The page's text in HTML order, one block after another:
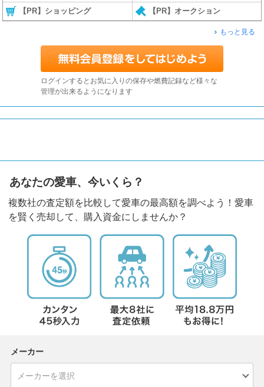
【PR】ショッピング 【PR】オークション
もっと見る
ログインするとお気に入りの保存や燃費記録など様々な
管理が出来るようになります
あなたの愛車、今いくら？
複数社の査定額を比較して愛車の最高額を調べよう！愛車
を賢く売却して、購入資金にしませんか？
メーカー